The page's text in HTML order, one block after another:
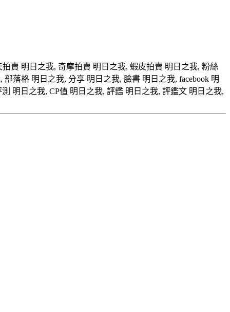
賣 明日之我, 奇摩拍賣 明日之我, 蝦皮拍賣 明日之我, 粉絲
落格 明日之我, 分享 明日之我, 臉書 明日之我, facebook 明
明日之我, CP值 明日之我, 評鑑 明日之我, 評鑑文 明日之我,